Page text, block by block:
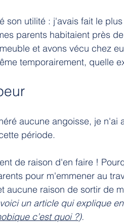
son utilité : j'avais fait le
parents habitaient près
et avons vécu chez
temporairement, quelle
aucune angoisse, je n'ai
période.
de raison d'en faire !
pour m'emmener au
aucune raison de sortir de
un article qui explique
c’est quoi ?).